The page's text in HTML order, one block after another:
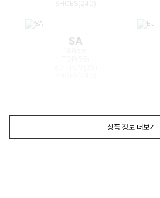
SA
상품 정보 더보기